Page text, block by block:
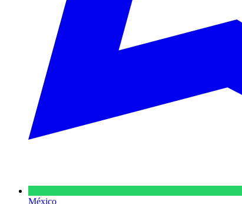
México